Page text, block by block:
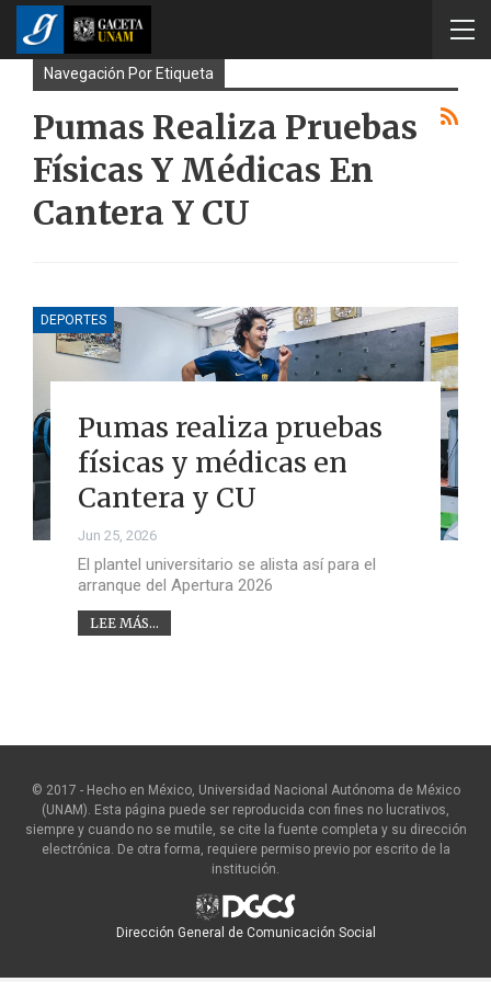
Navegación Por Etiqueta
Pumas Realiza Pruebas
Físicas Y Médicas En
Cantera Y CU
DEPORTES
Pumas realiza pruebas
físicas y médicas en
Cantera y CU
Jun 25, 2026
El plantel universitario se alista así para el
arranque del Apertura 2026
LEE MÁS...
© 2017 - Hecho en México, Universidad Nacional Autónoma de México
(UNAM). Esta página puede ser reproducida con fines no lucrativos,
siempre y cuando no se mutile, se cite la fuente completa y su dirección
electrónica. De otra forma, requiere permiso previo por escrito de la
institución.
Dirección General de Comunicación Social